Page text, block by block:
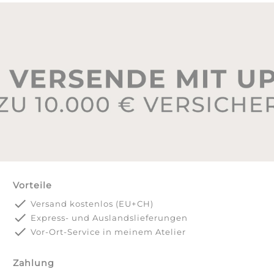
Vorteile
done Versand kostenlos (EU+CH)
done Express- und Auslandslieferungen
done Vor-Ort-Service in meinem Atelier
Zahlung